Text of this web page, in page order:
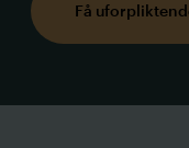
Få